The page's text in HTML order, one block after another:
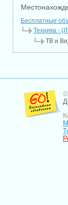
Бесплатные
Техника -
ТВ и
©